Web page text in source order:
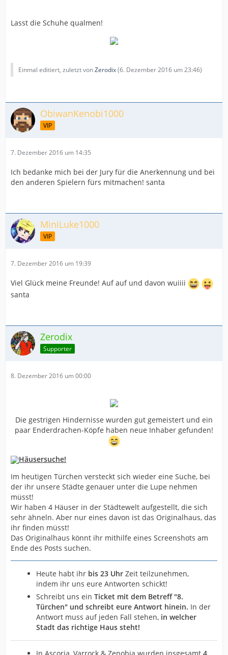
Lasst die Schuhe qualmen!
Einmal editiert, zuletzt vonZerodix(6. Dezember 2016 um 23:46)
ObiwanKenobi1000
VIP
7. Dezember 2016 um 14:35
Ich bedanke mich bei der Jury für die Anerkennung und bei
den anderen Spielern fürs mitmachen! santa
MiniLuke1000
VIP
7. Dezember 2016 um 19:39
Viel Glück meine Freunde! Auf auf und davon wuiiii
santa
Zerodix
Supporter
8. Dezember 2016 um 00:00
Die gestrigen Hindernisse wurden gut gemeistert und ein
paar Enderdrachen-Köpfe haben neue Inhaber gefunden!
Häusersuche!
Im heutigen Türchen versteckt sich wieder eine Suche, bei
der ihr unsere Städte genauer unter die Lupe nehmen
müsst!
Wir haben 4 Häuser in der Städtewelt aufgestellt, die sich
sehr ähneln. Aber nur eines davon ist das Originalhaus, das
ihr finden müsst!
Das Originalhaus könnt ihr mithilfe eines Screenshots am
Ende des Posts suchen.
Heute habt ihr bis 23 Uhr Zeit teilzunehmen,
indem ihr uns eure Antworten schickt!
Schreibt uns ein Ticket mit dem Betreff "8.
Türchen" und schreibt eure Antwort hinein. In der
Antwort muss auf jeden Fall stehen, in welcher
Stadt das richtige Haus steht!